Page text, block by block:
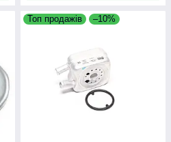
Топ продажів –10%